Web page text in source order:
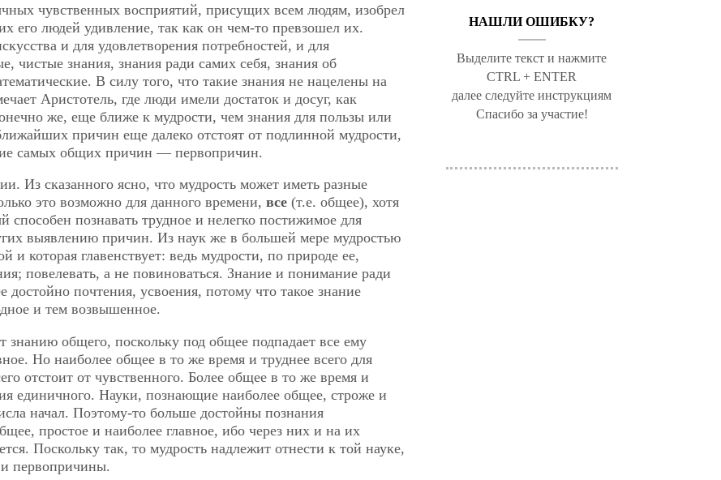
чувственных восприятий, присущих всем людям, изобрел
его людей удивление, так как он чем-то превзошел их.
и для удовлетворения потребностей, и для
чистые знания, знания ради самих себя, знания об
В силу того, что такие знания не нацелены на
Аристотель, где люди имели достаток и досуг, как
же, еще ближе к мудрости, чем знания для пользы или
причин еще далеко отстоят от подлинной мудрости,
самых общих причин — первопричин.
Из сказанного ясно, что мудрость может иметь разные
это возможно для данного времени, все (т.е. общее), хотя
познавать трудное и нелегко постижимое для
выявлению причин. Из наук же в большей мере мудростью
и которая главенствует: ведь мудрости, по природе ее,
повелевать, а не повиноваться. Знание и понимание ради
почтения, усвоения, потому что такое знание
и тем возвышенное.
знанию общего, поскольку под общее подпадает все ему
Но наиболее общее в то же время и труднее всего для
отстоит от чувственного. Более общее в то же время и
единичного. Науки, познающие наиболее общее, строже и
начал. Поэтому-то больше достойны познания
простое и наиболее главное, ибо через них и на их
Поскольку так, то мудрость надлежит отнести к той науке,
и первопричины.
НАШЛИ ОШИБКУ?
Выделите текст и нажмите
CTRL + ENTER
далее следуйте инструкциям
Спасибо за участие!